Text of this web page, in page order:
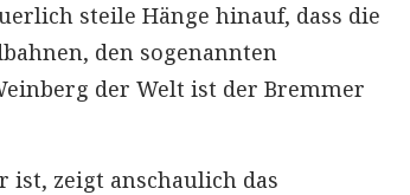
steile Hänge hinauf, dass die
den sogenannten
der Welt ist der Bremmer
zeigt anschaulich das